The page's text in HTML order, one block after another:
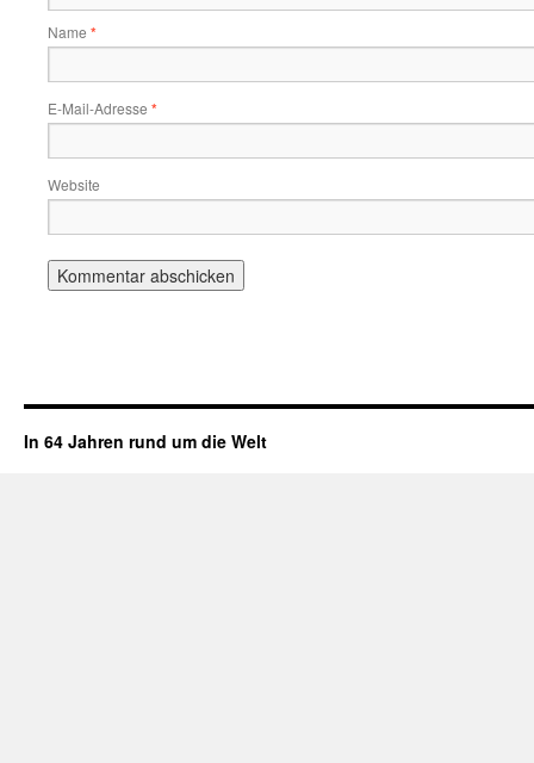
Name *
E-Mail-Adresse *
Website
In 64 Jahren rund um die Welt